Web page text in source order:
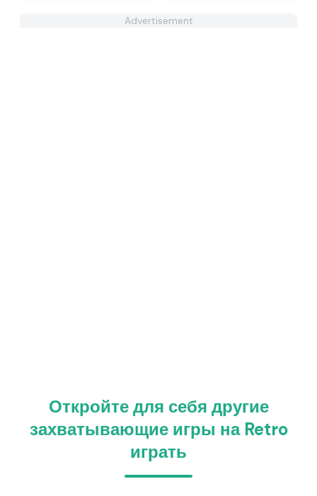
Advertisement
Откройте для себя другие
захватывающие игры на Retro
играть